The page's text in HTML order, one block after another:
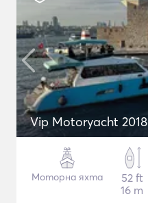
Vip Motoryacht 2018
Моторна яхта
52 ft
16 m